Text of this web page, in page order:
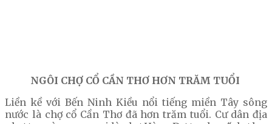
NGÔI CHỢ CỔ CẦN THƠ HƠN TRĂM TUỔI
Liền kề với Bến Ninh Kiều nổi tiếng miền Tây sông
nước là chợ cổ Cần Thơ đã hơn trăm tuổi. Cư dân địa